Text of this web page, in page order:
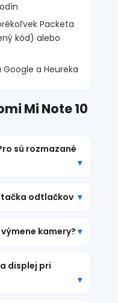
Packeta
kód) alebo
a Heureka
Mi Note 10
sú rozmazané
odtlačkov
kamery?
displej pri